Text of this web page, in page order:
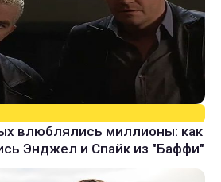
влюблялись миллионы: как
Энджел и Спайк из "Баффи"